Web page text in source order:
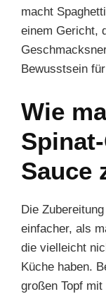
macht
einem Gericht,
Bewusstsein
Wie
Sauce
Die
einfacher, als
die vielleicht
Küche haben.
großen Topf